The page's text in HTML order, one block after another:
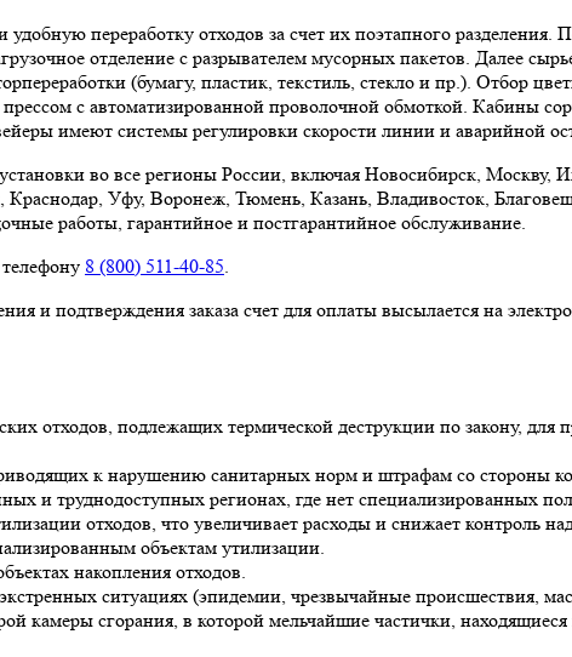
переработку отходов за счет их поэтапного разделения.
отделение с разрывателем мусорных пакетов. Далее
(бумагу, пластик, текстиль, стекло и пр.). Отбор
с автоматизированной проволочной обмоткой. Кабины
имеют системы регулировки скорости линии и аварийной
во все регионы России, включая Новосибирск,
Уфу, Воронеж, Тюмень, Казань, Владивосток,
работы, гарантийное и постгарантийное обслуживание.
8 (800) 511-40-85
и подтверждения заказа счет для оплаты высылается на
отходов, подлежащих термической деструкции по закону, для
к нарушению санитарных норм и штрафам со стороны
и труднодоступных регионах, где нет специализированных
отходов, что увеличивает расходы и снижает контроль
объектам утилизации.
накопления отходов.
ситуациях (эпидемии, чрезвычайные происшествия,
камеры сгорания, в которой мельчайшие частички,